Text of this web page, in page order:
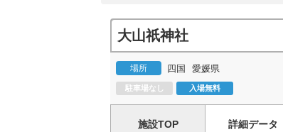
大山祇神社
場所 四国 愛媛県
駐車場なし 入場無料
施設TOP 詳細データ